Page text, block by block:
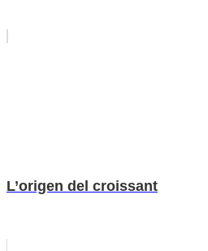
L’origen del croissant